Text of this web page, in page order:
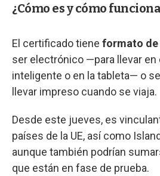
¿Cómo es y cómo
El certificado tiene formato de
ser electrónico —para llevar
inteligente o en la tableta— o
llevar impreso cuando se viaja.
Desde este jueves, es
países de la UE, así como
aunque también podrían
que están en fase de prueba.